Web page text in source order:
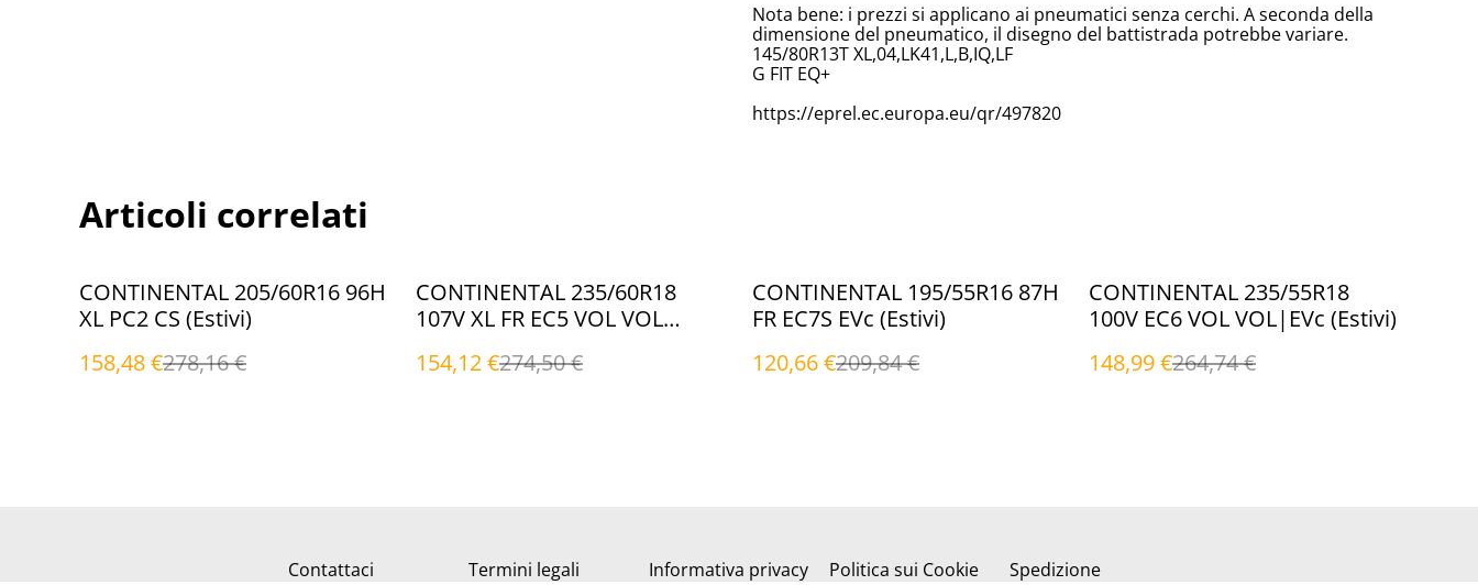
Nota bene: i prezzi si applicano ai pneumatici senza cerchi. A seconda della
dimensione del pneumatico, il disegno del battistrada potrebbe variare.
145/80R13T XL,04,LK41,L,B,IQ,LF
G FIT EQ+
https://eprel.ec.europa.eu/qr/497820
Articoli correlati
%
CONTINENTAL 205/60R16 96H
XL PC2 CS (Estivi)
158,48 €278,16 €
%
CONTINENTAL 235/60R18
107V XL FR EC5 VOL VOL
154,12 €274,50 €
%
CONTINENTAL 195/55R16 87H
FR EC7S EVc (Estivi)
120,66 €209,84 €
%
CONTINENTAL 235/55R18
100V EC6 VOL VOL|EVc (Estivi)
148,99 €264,74 €
Contattaci Termini legali Informativa privacy Politica sui Cookie Spedizione